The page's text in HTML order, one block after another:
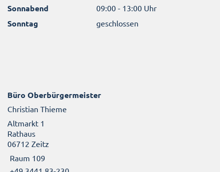
Sonnabend 09:00 - 13:00 Uhr
Sonntag geschlossen
Büro Oberbürgermeister
Christian Thieme
Altmarkt 1
Rathaus
06712 Zeitz
Raum 109